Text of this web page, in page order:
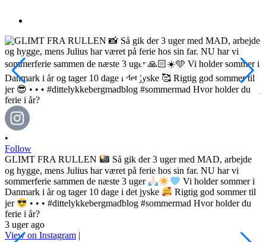
•
Follow
GLIMT FRA RULLEN
Så gik der 3 uger med MAD, arbejde
og hygge, mens Julius har været på ferie hos sin far. NU har vi
sommerferie sammen de næste 3 uger
Vi holder sommer i
Danmark i år og tager 10 dage i det jyske
Rigtig god sommer til
jer
• • • #dittelykkebergmadblog #sommermad Hvor holder du
ferie i år?
3 uger ago
View on Instagram |